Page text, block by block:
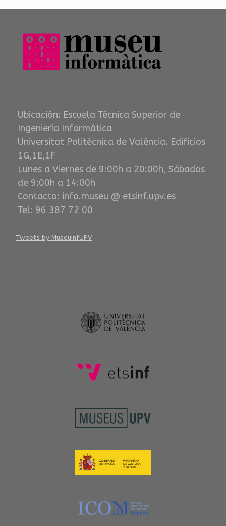
Ubicación: Escuela Técnica Superior de
Ingeniería Informática
Universitat Politècnica de València. Edificios
1G,1E,1F
Lunes a Viernes de 9:00h a 20:00h, Sábados
de 9:00h a 14:00h
Contacto: info.museu @ etsinf.upv.es
Tel: 96 387 72 00
Tweets by MuseuInfUPV